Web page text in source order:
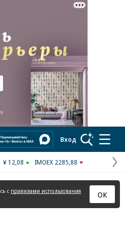
ad
Вход
¥ 12,08 IMOEX 2285,88
с правилами использования
ОК